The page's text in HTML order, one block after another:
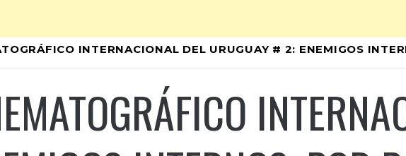
INTERNACIONAL DEL URUGUAY # 2: ENEMIGOS